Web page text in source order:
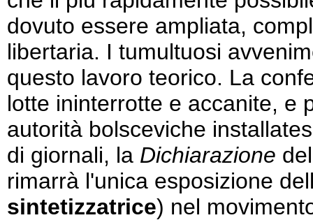
dovuto essere ampliata,
libertaria. I tumultuosi
questo lavoro teorico. La
lotte ininterrotte e accanite, e
autorità bolsceviche
di giornali, la Dichiarazione
rimarrà l'unica esposizione
sintetizzatrice) nel